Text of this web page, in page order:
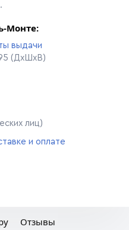
Монте:
выдачи
(ДхШхВ)
лиц)
и оплате
Отзывы